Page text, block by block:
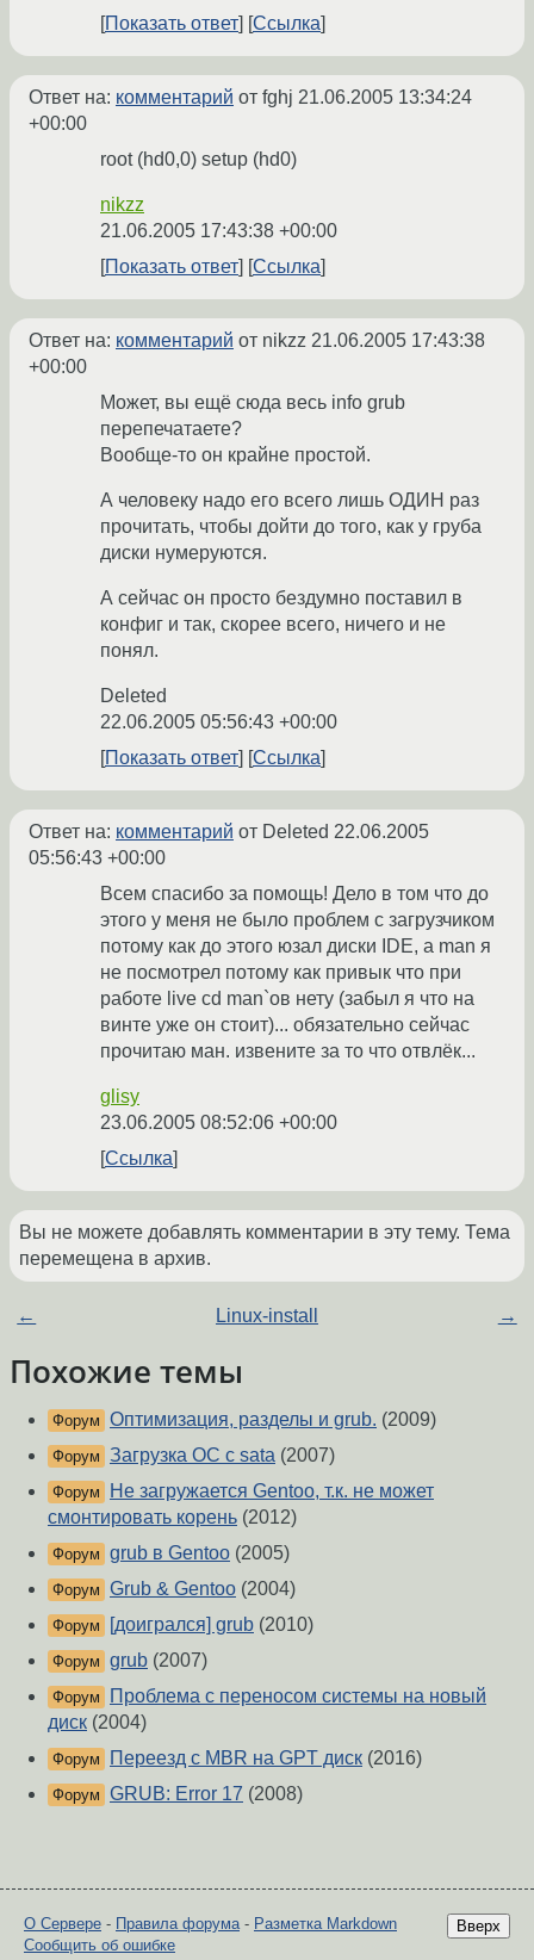
Показать ответ
Ссылка
Ответ на: комментарий от fghj 21.06.2005 13:34:24
+00:00
root (hd0,0) setup (hd0)
nikzz
21.06.2005 17:43:38 +00:00
Показать ответ
Ссылка
Ответ на: комментарий от nikzz 21.06.2005 17:43:38
+00:00
Может, вы ещё сюда весь info grub
перепечатаете?
Вообще-то он крайне простой.
А человеку надо его всего лишь ОДИН раз
прочитать, чтобы дойти до того, как у груба
диски нумеруются.
А сейчас он просто бездумно поставил в
конфиг и так, скорее всего, ничего и не
понял.
Deleted
22.06.2005 05:56:43 +00:00
Показать ответ
Ссылка
Ответ на: комментарий от Deleted 22.06.2005
05:56:43 +00:00
Всем спасибо за помощь! Дело в том что до
этого у меня не было проблем с загрузчиком
потому как до этого юзал диски IDE, а man я
не посмотрел потому как привык что при
работе live cd man`ов нету (забыл я что на
винте уже он стоит)... обязательно сейчас
прочитаю ман. извените за то что отвлёк...
glisy
23.06.2005 08:52:06 +00:00
Ссылка
Вы не можете добавлять комментарии в эту тему. Тема
перемещена в архив.
← Linux-install →
Похожие темы
Форум Оптимизация, разделы и grub. (2009)
Форум Загрузка ОС с sata (2007)
Форум
Не загружается Gentoo, т.к. не может
смонтировать корень (2012)
Форум grub в Gentoo (2005)
Форум Grub & Gentoo (2004)
Форум [доигрался] grub (2010)
Форум grub (2007)
Форум
Проблема с переносом системы на новый
диск (2004)
Форум Переезд с MBR на GPT диск (2016)
Форум GRUB: Error 17 (2008)
Вверх
О Сервере - Правила форума- Разметка Markdown
Сообщить об ошибке